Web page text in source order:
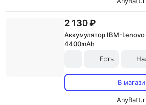
2 130 ₽
Аккумулятор IBM-Lenovo
4400mAh
Есть
В